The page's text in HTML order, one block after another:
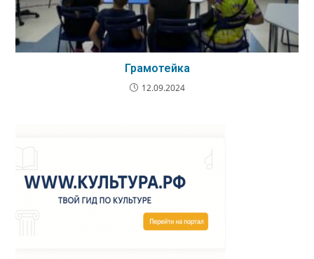
Грамотейка
12.09.2024